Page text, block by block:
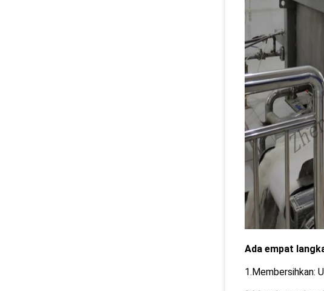
Ada empat
1.Membersihkan: